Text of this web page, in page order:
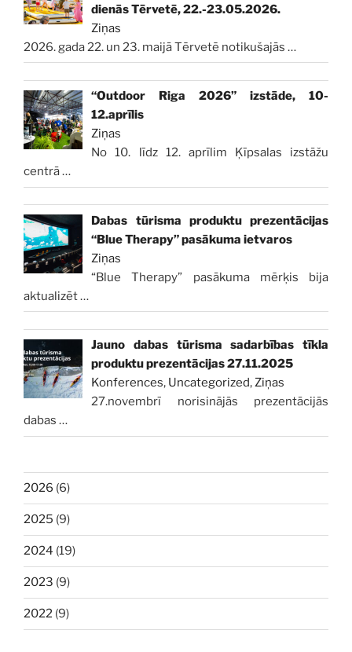
dienās Tērvetē, 22.-23.05.2026.
Ziņas
2026. gada 22. un 23. maijā Tērvetē notikušajās …
“Outdoor Riga 2026” izstāde, 10-
12.aprīlis
Ziņas
No 10. līdz 12. aprīlim Ķīpsalas izstāžu
centrā…
Dabas tūrisma produktu prezentācijas
“Blue Therapy” pasākuma ietvaros
Ziņas
“Blue Therapy” pasākuma mērķis bija
aktualizēt…
Jauno dabas tūrisma sadarbības tīkla
produktu prezentācijas 27.11.2025
Konferences, Uncategorized,Ziņas
27.novembrī norisinājās prezentācijās
dabas …
2026 (6)
2025 (9)
2024 (19)
2023 (9)
2022 (9)